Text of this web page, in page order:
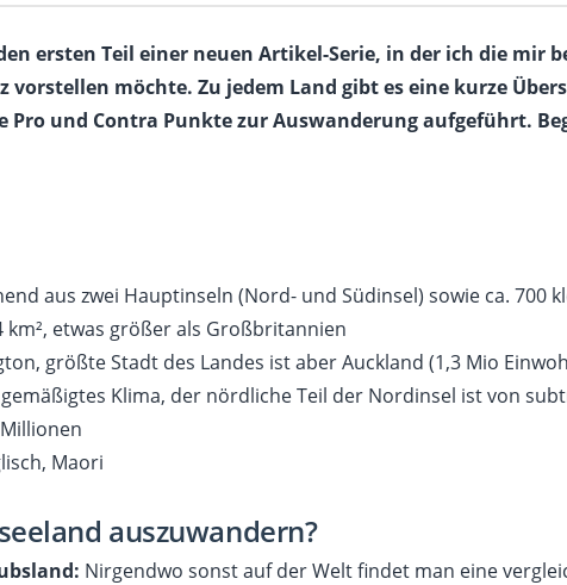
ersten Teil einer neuen Artikel-Serie, in der ich die mir
vorstellen möchte. Zu jedem Land gibt es eine kurze
Pro und Contra Punkte zur Auswanderung aufgeführt.
aus zwei Hauptinseln (Nord- und Südinsel) sowie ca. 700
km², etwas größer als Großbritannien
größte Stadt des Landes ist aber Auckland (1,3 Mio
Klima, der nördliche Teil der Nordinsel ist von
Maori
auszuwandern?
Nirgendwo sonst auf der Welt findet man eine